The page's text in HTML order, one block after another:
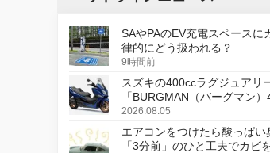
SAやPAのEV充電スペースに
律的にどう扱われる？
9時間前
スズキの400ccラグジュアリ
「BURGMAN（バーグマン
更し、8月18日に発売
2026.08.05
エアコンをつけたら酸っぱ
「3分前」のひと工夫でカビ